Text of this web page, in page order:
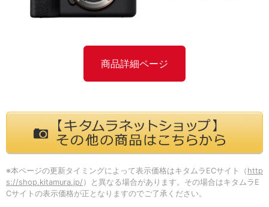
商品詳細ページ
※本ページの更新タイミングによって表示価格はキタムラECサイト（ http
s://shop.kitamura.jp/ ）と異なる場合があります。その場合はキタムラE
Cサイトの表示価格が正となりますのでご了承ください。